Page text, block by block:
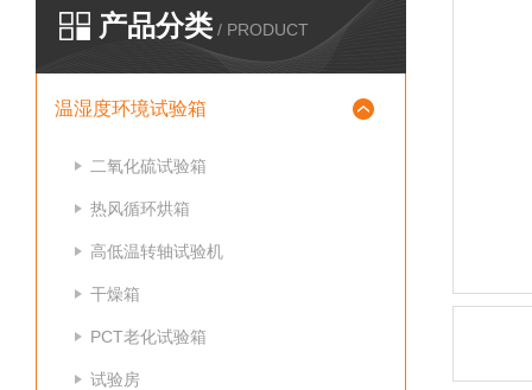
产品分类 / PRODUCT
温湿度环境试验箱
二氧化硫试验箱
热风循环烘箱
高低温转轴试验机
干燥箱
PCT老化试验箱
试验房